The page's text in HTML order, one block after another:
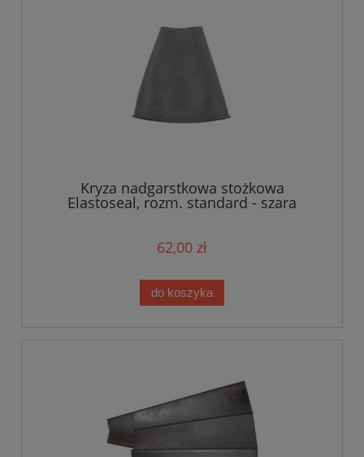
Kryza nadgarstkowa stożkowa
Elastoseal, rozm. standard - szara
62,00 zł
do koszyka